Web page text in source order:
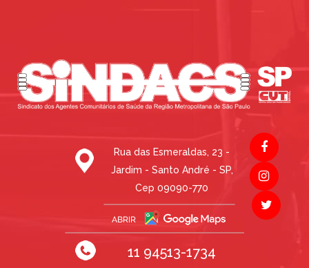
Rua das Esmeraldas, 23 -
Jardim - Santo André - SP,
Cep 09090-770
11 94513-1734